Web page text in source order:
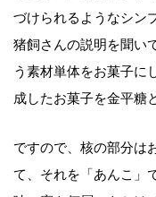
づけられるようなシン
猪飼さんの説明を聞い
う素材単体をお菓子に
成したお菓子を金平糖
ですので、核の部分は
て、それを「あんこ」